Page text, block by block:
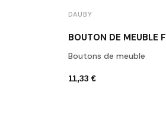
DAUBY
Boutons de meuble
11,33 €